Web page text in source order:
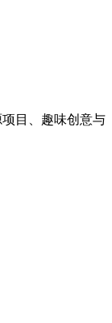
目、趣味创意与